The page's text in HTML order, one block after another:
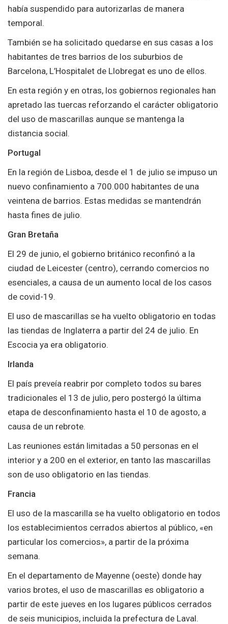
había suspendido para autorizarlas de manera
temporal.
También se ha solicitado quedarse en sus casas a los
habitantes de tres barrios de los suburbios de
Barcelona, L’Hospitalet de Llobregat es uno de ellos.
En esta región y en otras, los gobiernos regionales han
apretado las tuercas reforzando el carácter obligatorio
del uso de mascarillas aunque se mantenga la
distancia social.
Portugal
En la región de Lisboa, desde el 1 de julio se impuso un
nuevo confinamiento a 700.000 habitantes de una
veintena de barrios. Estas medidas se mantendrán
hasta fines de julio.
Gran Bretaña
El 29 de junio, el gobierno británico reconfinó a la
ciudad de Leicester (centro), cerrando comercios no
esenciales, a causa de un aumento local de los casos
de covid-19.
El uso de mascarillas se ha vuelto obligatorio en todas
las tiendas de Inglaterra a partir del 24 de julio. En
Escocia ya era obligatorio.
Irlanda
El país preveía reabrir por completo todos su bares
tradicionales el 13 de julio, pero postergó la última
etapa de desconfinamiento hasta el 10 de agosto, a
causa de un rebrote.
Las reuniones están limitadas a 50 personas en el
interior y a 200 en el exterior, en tanto las mascarillas
son de uso obligatorio en las tiendas.
Francia
El uso de la mascarilla se ha vuelto obligatorio en todos
los establecimientos cerrados abiertos al público, «en
particular los comercios», a partir de la próxima
semana.
En el departamento de Mayenne (oeste) donde hay
varios brotes, el uso de mascarillas es obligatorio a
partir de este jueves en los lugares públicos cerrados
de seis municipios, incluida la prefectura de Laval.